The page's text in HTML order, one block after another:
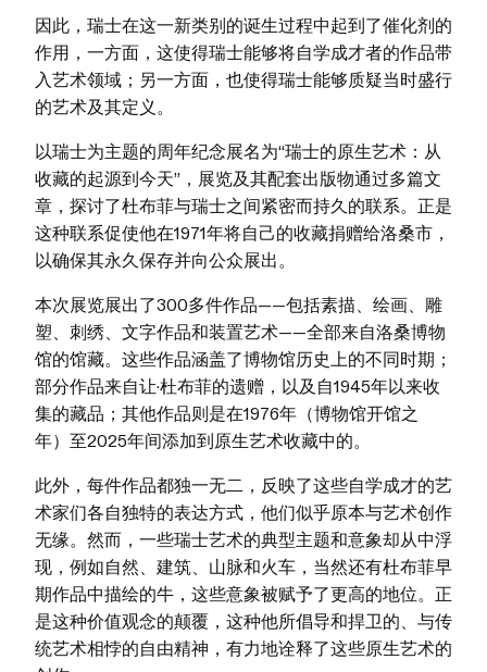
因此，瑞士在这一新类别的诞生过程中起到了催化剂的
作用，一方面，这使得瑞士能够将自学成才者的作品带
入艺术领域；另一方面，也使得瑞士能够质疑当时盛行
的艺术及其定义。
以瑞士为主题的周年纪念展名为“瑞士的原生艺术：从
收藏的起源到今天”，展览及其配套出版物通过多篇文
章，探讨了杜布菲与瑞士之间紧密而持久的联系。正是
这种联系促使他在1971年将自己的收藏捐赠给洛桑市，
以确保其永久保存并向公众展出。
本次展览展出了300多件作品——包括素描、绘画、雕
塑、刺绣、文字作品和装置艺术——全部来自洛桑博物
馆的馆藏。这些作品涵盖了博物馆历史上的不同时期；
部分作品来自让·杜布菲的遗赠，以及自1945年以来收
集的藏品；其他作品则是在1976年（博物馆开馆之
年）至2025年间添加到原生艺术收藏中的。
此外，每件作品都独一无二，反映了这些自学成才的艺
术家们各自独特的表达方式，他们似乎原本与艺术创作
无缘。然而，一些瑞士艺术的典型主题和意象却从中浮
现，例如自然、建筑、山脉和火车，当然还有杜布菲早
期作品中描绘的牛，这些意象被赋予了更高的地位。正
是这种价值观念的颠覆，这种他所倡导和捍卫的、与传
统艺术相悖的自由精神，有力地诠释了这些原生艺术的